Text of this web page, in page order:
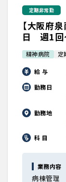
知りたい・聞
転職成功事例
医師の転職マ
データで見
医師に役立
大学医局紹介
定期非常勤
【大阪府
日 週1
精神病院 定
給 与
勤務日
勤務地
科 目
業務内容
病棟管理